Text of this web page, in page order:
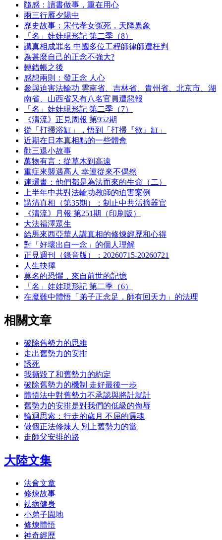
隨感：讀書做事，重在用心
兩三行雁夕陽中
歷史故事：宋代孝女冤死，天降異象
「名」娃娃現形記 第二季（8）
講真相成罪名 中國多位工程師律師遭枉判
為甚麼自己的正念不強大?
轉錯帳之後
感想兩則：發正念 人心
參與迫害法輪功 雲南省、吉林省、貴州省、北京市、湖
南省、山西省又有八名官員遭惡報
「名」娃娃現形記 第二季（7）
《清流》正見周報 第952期
從「打掃浴缸」，悟到「打掃『欲』缸」
近期在日本真相點的一些體會
勸三退小故事
萬物有言：從草木到高遠
重症來襲遇高人 幸運從來不偶然
連環畫：他們都是為法而來的生命（二）
上半年中共對法輪功教師的迫害案例
講清真相（第35期）：制止中共活摘器官
《清流》月報 第251期（印刷版）
大法福澤眾生
給馬來西亞華人講真相的修煉經歷和心得
對「好壞出自一念」的個人理解
正見週刊（錄音版）：20260715-20260721
人生抉擇
莫名的恐懼，來自前世的記憶
「名」娃娃現形記 第二季（6）
在魔難中體悟「弟子正念足，師有回天力」的法理
相關文章
破除舊勢力的思維
走出舊勢力的安排
誘死
我撕毀了和舊勢力的約定
破除舊勢力的機制 走好最後一步
體悟法中對舊勢力不承認與將計就計
舊勢力的安排是對我們的低級的侮辱
輪迴思索：行走的歲月 不屈的靈魂
做個正法修煉人 別上舊勢力的當
走師父安排的路
大陸文集
法會文章
修煉故事
祛病健身
小弟子園地
修煉體悟
神奇經歷